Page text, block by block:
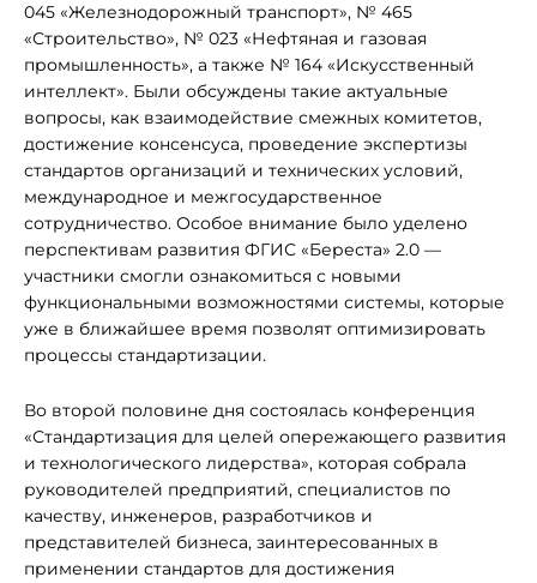
045 «Железнодорожный транспорт», № 465
«Строительство», № 023 «Нефтяная и газовая
промышленность», а также № 164 «Искусственный
интеллект». Были обсуждены такие актуальные
вопросы, как взаимодействие смежных комитетов,
достижение консенсуса, проведение экспертизы
стандартов организаций и технических условий,
международное и межгосударственное
сотрудничество. Особое внимание было уделено
перспективам развития ФГИС «Береста» 2.0 —
участники смогли ознакомиться с новыми
функциональными возможностями системы, которые
уже в ближайшее время позволят оптимизировать
процессы стандартизации.
Во второй половине дня состоялась конференция
«Стандартизация для целей опережающего развития
и технологического лидерства», которая собрала
руководителей предприятий, специалистов по
качеству, инженеров, разработчиков и
представителей бизнеса, заинтересованных в
применении стандартов для достижения